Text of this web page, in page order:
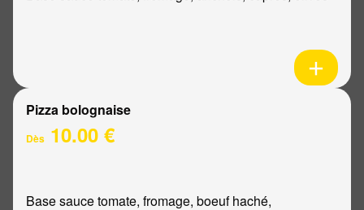
Pizza bolognaise
Dès 10.00 €
Base sauce tomate, fromage, boeuf haché,